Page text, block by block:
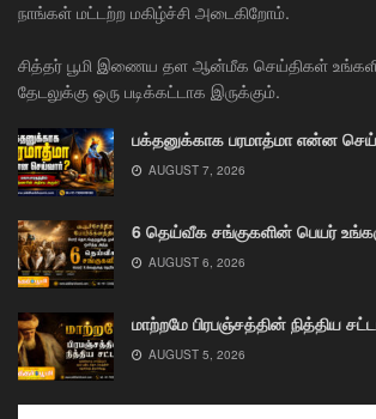
நாங்கள் மட்டற்ற மகிழ்ச்சி அடைகிறோம்.
சித்தர் பூமி இணைய தள ஆன்மீக செய்திகள்
தேடலுக்கு ஒரு படிக்கட்டாக இருக்கும்.
பக்தனுக்காக பரமாத்மா என்ன
AUGUST 7, 2026
6 தெய்வீக சங்குகளின் பெயர்
AUGUST 6, 2026
மாற்றமே பிரபஞ்சத்தின் நித்திய
AUGUST 5, 2026